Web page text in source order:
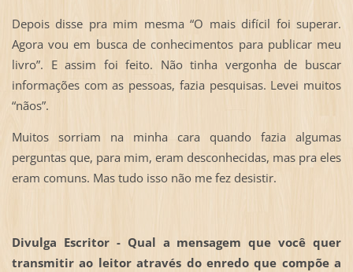
Depois disse pra mim mesma “O mais difícil foi superar.
Agora vou em busca de conhecimentos para publicar meu
livro”. E assim foi feito. Não tinha vergonha de buscar
informações com as pessoas, fazia pesquisas. Levei muitos
“nãos”.
Muitos sorriam na minha cara quando fazia algumas
perguntas que, para mim, eram desconhecidas, mas pra eles
eram comuns. Mas tudo isso não me fez desistir.
Divulga Escritor - Qual a mensagem que você quer
transmitir ao leitor através do enredo que compõe a